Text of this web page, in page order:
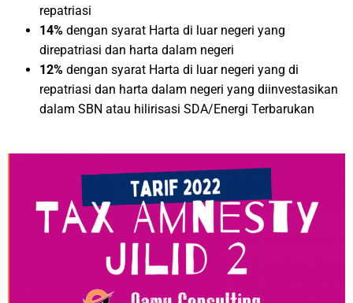
repatriasi
14% dengan syarat Harta di luar negeri yang
direpatriasi dan harta dalam negeri
12% dengan syarat Harta di luar negeri yang di
repatriasi dan harta dalam negeri yang diinvestasikan
dalam SBN atau hilirisasi SDA/Energi Terbarukan